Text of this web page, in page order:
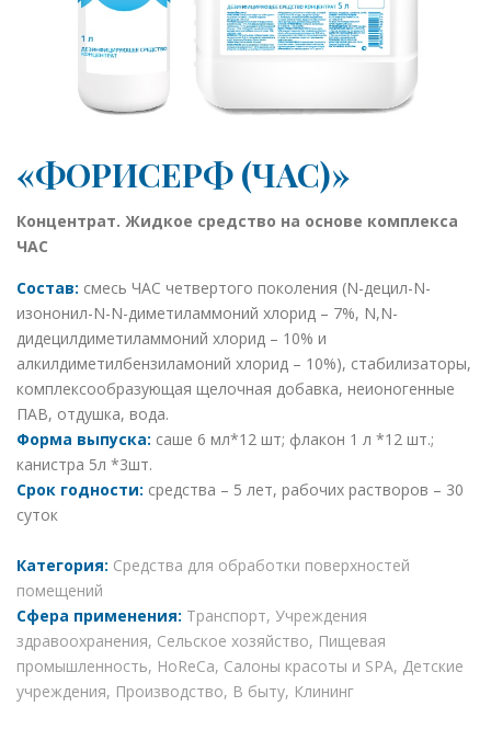
«ФОРИСЕРФ (ЧАС)»
Концентрат. Жидкое средство на основе комплекса
ЧАС
Состав: смесь ЧАС четвертого поколения (N-децил-N-
изононил-N-N-диметиламмоний хлорид – 7%, N,N-
дидецилдиметиламмоний хлорид – 10% и
алкилдиметилбензиламоний хлорид – 10%), стабилизаторы,
комплексообразующая щелочная добавка, неионогенные
ПАВ, отдушка, вода.
Форма выпуска: саше 6 мл*12 шт; флакон 1 л *12 шт.;
канистра 5л *3шт.
Срок годности: средства – 5 лет, рабочих растворов – 30
суток
Категория: Средства для обработки поверхностей
помещений
Сфера применения: Транспорт, Учреждения
здравоохранения, Сельское хозяйство, Пищевая
промышленность, HoReCa, Салоны красоты и SPA, Детские
учреждения, Производство, В быту, Клининг